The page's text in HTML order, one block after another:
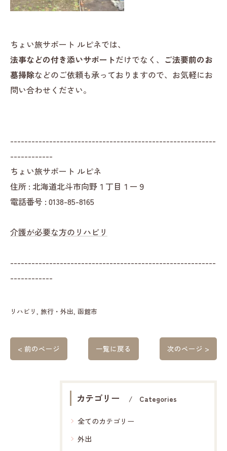
ちょい旅サポート ルピネでは、
法事などの付き添いサポートだけでなく、 ご法要前のお
墓掃除などのご依頼も承っておりますので、お気軽にお
問い合わせください。
----------------------------------------------------------
------------
ちょい旅サポート ルピネ
住所 : 北海道北斗市向野１丁目１ー９
電話番号 : 0138-85-8165
介護が必要な方のリハビリ
----------------------------------------------------------
------------
リハビリ 旅行・外出 函館市
< 前のページ 一覧に戻る 次のページ >
カテゴリー Categories
全てのカテゴリー
外出